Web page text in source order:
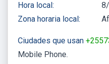
Hora local:
Zona horaria local:
Ciudades que usan
Mobile Phone